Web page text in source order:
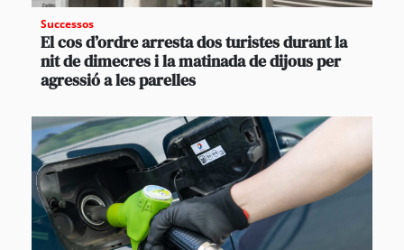
Successos
El cos d’ordre arresta dos turistes durant la
nit de dimecres i la matinada de dijous per
agressió a les parelles